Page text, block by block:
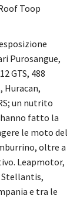
Toop
Purosangue,
GTS, 488
Huracan,
un nutrito
hanno fatto la
le moto del
oltre a
Leapmotor,
e tra le